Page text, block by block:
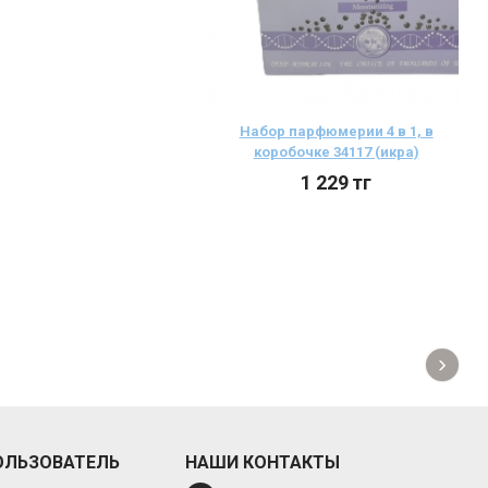
Набор парфюмерии 4 в 1, в
коробочке 34117 (икра)
1 229тг
›
НАШИ КОНТАКТЫ